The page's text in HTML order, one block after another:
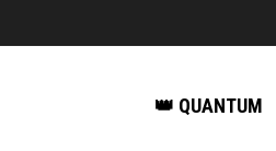
👑 QUANTUM